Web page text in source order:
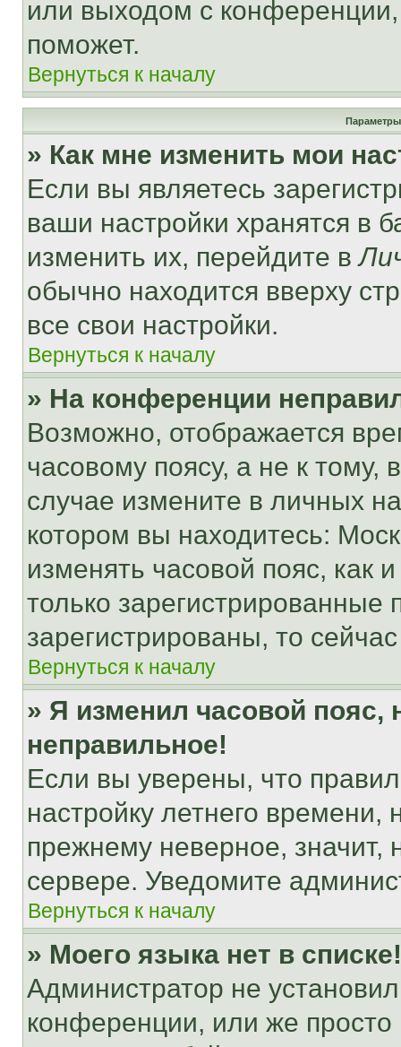
или выходом с
поможет.
Вернуться к началу
Параметры
» Как мне изменить мои
Если вы являетесь
ваши настройки хранятся в
изменить их, перейдите в
обычно находится вверху
все свои настройки.
Вернуться к началу
» На конференции
Возможно, отображается
часовому поясу, а не к тому,
случае измените в личных
котором вы находитесь:
изменять часовой пояс, как
только
зарегистрированы, то
Вернуться к началу
» Я изменил часовой пояс,
неправильное!
Если вы уверены, что
настройку летнего
прежнему неверное, значит,
сервере. Уведомите
Вернуться к началу
» Моего языка нет в списке!
Администратор не
конференции, или же